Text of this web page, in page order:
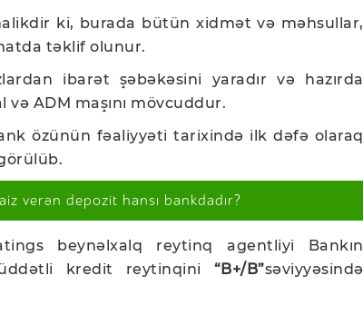
ki, burada bütün xidmət və məhsullar,
təklif olunur.
ibarət şəbəkəsini yaradır və hazırda
ADM maşını mövcuddur.
özünün fəaliyyəti tarixində ilk dəfə olaraq
verən depozit hansı bankdadır?
beynəlxalq reytinq agentliyi Bankın
kredit reytinqini “B+/B”səviyyəsində